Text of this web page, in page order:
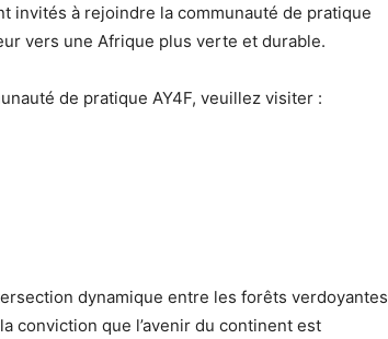
invités à rejoindre la communauté de pratique
vers une Afrique plus verte et durable.
de pratique AY4F, veuillez visiter :
dynamique entre les forêts verdoyantes
conviction que l’avenir du continent est